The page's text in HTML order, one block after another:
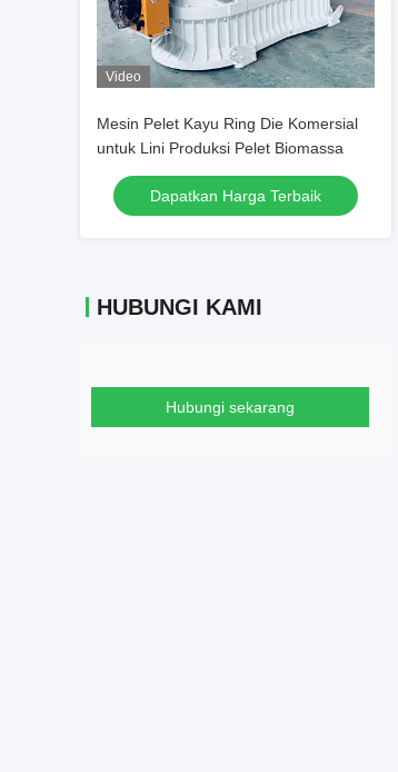
Video
Mesin Pelet Kayu Ring Die Komersial
untuk Lini Produksi Pelet Biomassa
Dapatkan Harga Terbaik
HUBUNGI KAMI
Hubungi sekarang